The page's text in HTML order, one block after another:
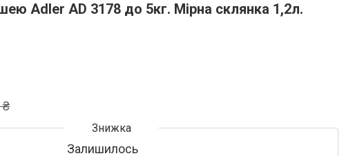
Adler AD 3178 до 5кг. Мірна склянка 1,2л.
₴
Залишилось